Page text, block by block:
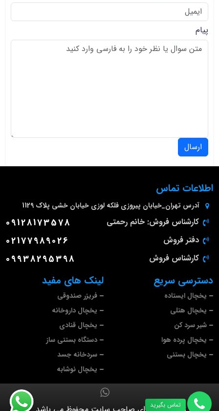
پیام
ارسال
لینک های مفید
فریزر صندوقی
یخچال داروخانه
یخچال قنادی
دستگاه بستنی ساز
سردخانه جسد
یخچال نوشابه
دسترسی سریع
یخچال ایستاده
یخچال هتلی
شیر سرد کن
یخچال پرده هوا
یخچال بستنی
اطلاعات تماس
آدرس تهران_خیابان پیروزی فلکه لوزی خیابان خشی پلاک 1129
کارشناس فروش: خانم رحمتی 09128173578
دفتر فروش 02177989026
کارشناس فروش 09938295398
تماس بگیرید